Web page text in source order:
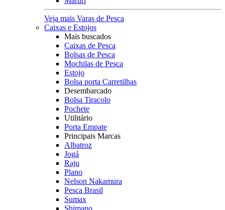
Veja mais Varas de Pesca
Caixas e Estojos
Mais buscados
Caixas de Pesca
Bolsas de Pesca
Mochilas de Pesca
Estojo
Bolsa porta Carretilhas
Desembarcado
Bolsa Tiracolo
Pochete
Utilitário
Porta Empate
Principais Marcas
Albatroz
Jogá
Raju
Plano
Nelson Nakamura
Pesca Brasil
Sumax
Shimano